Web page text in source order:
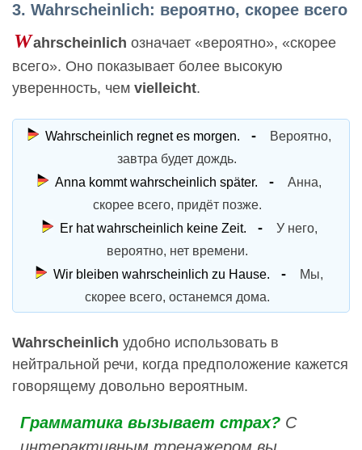
3. Wahrscheinlich: вероятно, скорее всего
Wahrscheinlich означает «вероятно», «скорее
всего». Оно показывает более высокую
уверенность, чем vielleicht.
Wahrscheinlich regnet es morgen.
Вероятно,
завтра будет дождь.
Anna kommt wahrscheinlich später.
Анна,
скорее всего, придёт позже.
Er hat wahrscheinlich keine Zeit.
У него,
вероятно, нет времени.
Wir bleiben wahrscheinlich zu Hause.
Мы,
скорее всего, останемся дома.
Wahrscheinlich удобно использовать в
нейтральной речи, когда предположение кажется
говорящему довольно вероятным.
Грамматика вызывает страх? С